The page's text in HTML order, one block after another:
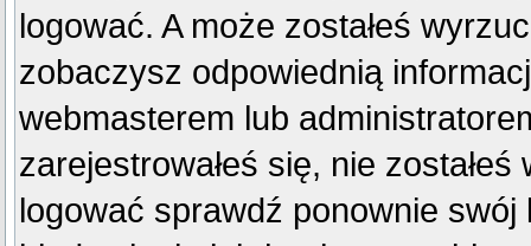
logować. A może zostałeś
zobaczysz odpowiednią
webmasterem lub
zarejestrowałeś się, nie
logować sprawdź ponownie swój